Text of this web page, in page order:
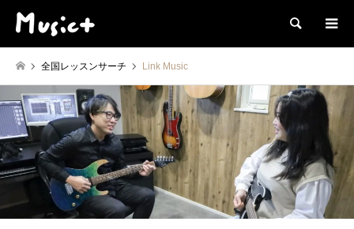
検索
全国レッスンサーチ Link Music